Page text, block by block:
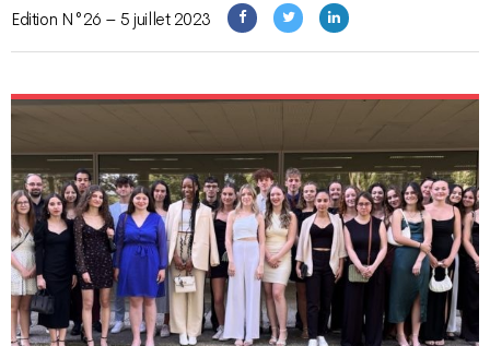
Edition N°26 – 5 juillet 2023